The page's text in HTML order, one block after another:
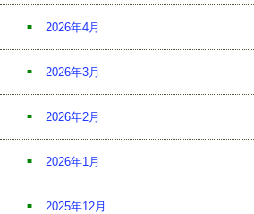
2026年4月
2026年3月
2026年2月
2026年1月
2025年12月